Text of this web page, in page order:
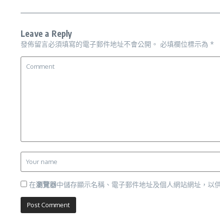
Leave a Reply
發佈留言必須填寫的電子郵件地址不會公開。 必填欄位標示為 *
在瀏覽器中儲存顯示名稱、電子郵件地址及個人網站網址，以